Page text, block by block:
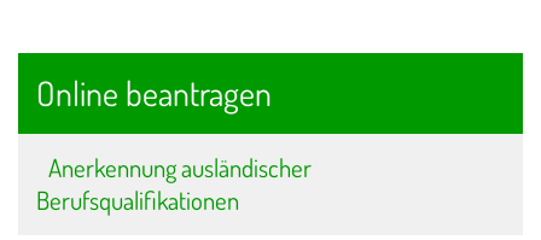
Online beantragen
Anerkennung ausländischer
Berufsqualifikationen